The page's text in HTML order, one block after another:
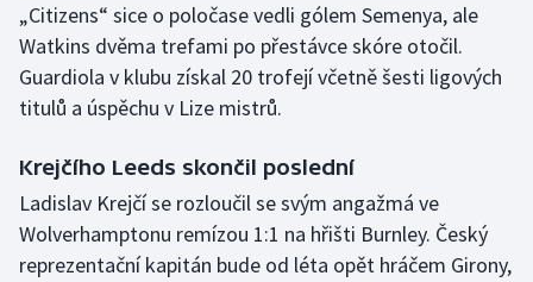
Ragby
Rychlobruslení
Rychlostní kanoistika
Short track
Sportovní střelba
„Citizens“ sice o poločase vedli gólem Semenya, ale
Watkins dvěma trefami po přestávce skóre otočil.
Guardiola v klubu získal 20 trofejí včetně šesti ligových
titulů a úspěchu v Lize mistrů.
Krejčího Leeds skončil poslední
Ladislav Krejčí se rozloučil se svým angažmá ve
Wolverhamptonu remízou 1:1 na hřišti Burnley. Český
reprezentační kapitán bude od léta opět hráčem Girony,